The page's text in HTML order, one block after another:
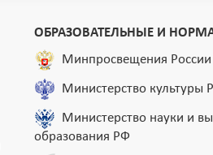
ОБРАЗОВАТЕЛЬНЫЕ И
Минпросвещения России
Министерство культуры
Министерство науки и
образования РФ